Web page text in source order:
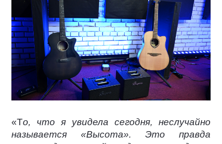
«То, что я увидела сегодня, неслучайно
называется «Высота». Это правда